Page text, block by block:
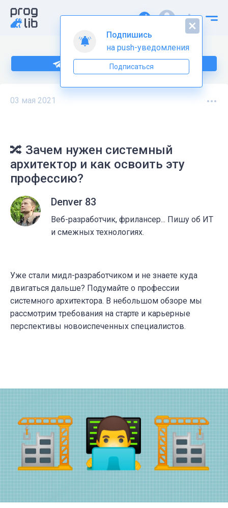
Подпишитесь на нас в Telegram
03 мая 2021
🔀 Зачем нужен системный
архитектор и как освоить эту
профессию?
Denver 83
Веб-разработчик, фрилансер... Пишу об ИТ
и смежных технологиях.
Уже стали мидл-разработчиком и не знаете куда
двигаться дальше? Подумайте о профессии
системного архитектора. В небольшом обзоре мы
рассмотрим требования на старте и карьерные
перспективы новоиспеченных специалистов.
Подпишись
на push-уведомления
Подписаться